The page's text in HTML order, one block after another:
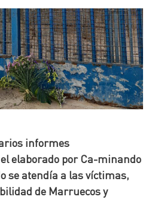
informes
elaborado por Ca-minando
se atendía a las víctimas,
de Marruecos y